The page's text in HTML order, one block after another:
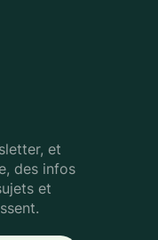
et
des infos
et